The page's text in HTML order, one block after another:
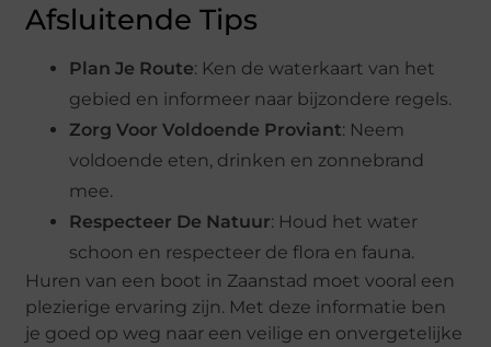
Afsluitende Tips
Plan Je Route: Ken de waterkaart van het
gebied en informeer naar bijzondere regels.
Zorg Voor Voldoende Proviant: Neem
voldoende eten, drinken en zonnebrand
mee.
Respecteer De Natuur: Houd het water
schoon en respecteer de flora en fauna.
Huren van een boot in Zaanstad moet vooral een
plezierige ervaring zijn. Met deze informatie ben
je goed op weg naar een veilige en onvergetelijke